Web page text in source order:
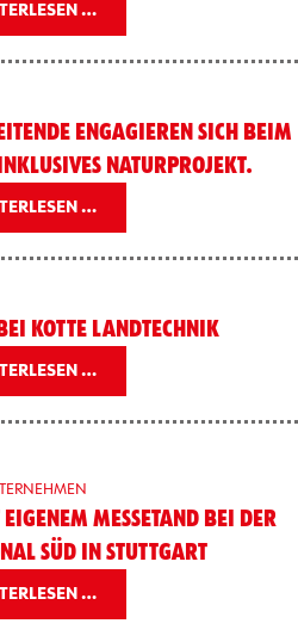
…
ENGAGIEREN SICH BEIM
NATURPROJEKT.
…
KOTTE LANDTECHNIK
…
MESSETAND BEI DER
SÜD IN STUTTGART
…